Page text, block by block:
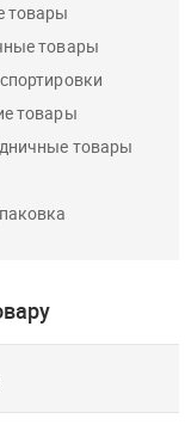
товары
товары
товары
товары